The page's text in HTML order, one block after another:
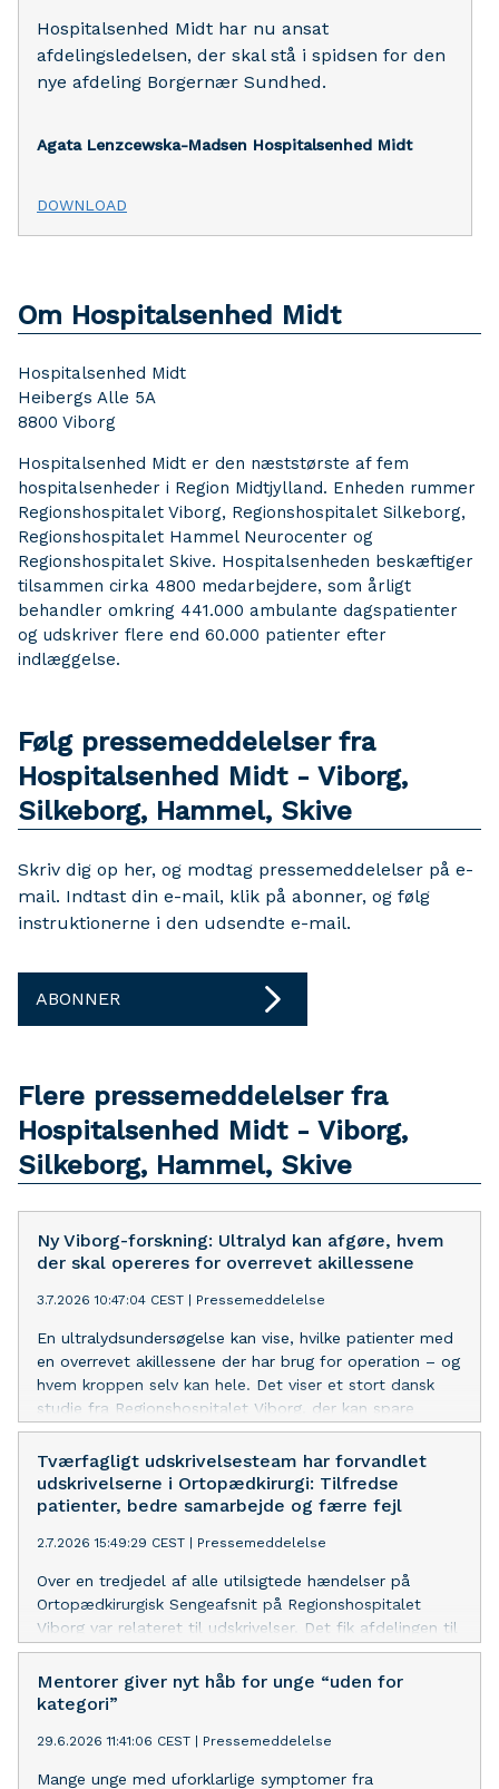
Hospitalsenhed Midt har nu ansat
afdelingsledelsen, der skal stå i spidsen for den
nye afdeling Borgernær Sundhed.
Agata Lenzcewska-Madsen Hospitalsenhed Midt
DOWNLOAD
Om Hospitalsenhed Midt
Hospitalsenhed Midt
Heibergs Alle 5A
8800 Viborg
Hospitalsenhed Midt er den næststørste af fem
hospitalsenheder i Region Midtjylland. Enheden rummer
Regionshospitalet Viborg, Regionshospitalet Silkeborg,
Regionshospitalet Hammel Neurocenter og
Regionshospitalet Skive. Hospitalsenheden beskæftiger
tilsammen cirka 4800 medarbejdere, som årligt
behandler omkring 441.000 ambulante dagspatienter
og udskriver flere end 60.000 patienter efter
indlæggelse.
Følg pressemeddelelser fra
Hospitalsenhed Midt - Viborg,
Silkeborg, Hammel, Skive
Skriv dig op her, og modtag pressemeddelelser på e-
mail. Indtast din e-mail, klik på abonner, og følg
instruktionerne i den udsendte e-mail.
ABONNER
Flere pressemeddelelser fra
Hospitalsenhed Midt - Viborg,
Silkeborg, Hammel, Skive
Ny Viborg-forskning: Ultralyd kan afgøre, hvem
der skal opereres for overrevet akillessene
3.7.2026 10:47:04 CEST | Pressemeddelelse
En ultralydsundersøgelse kan vise, hvilke patienter med
en overrevet akillessene der har brug for operation – og
hvem kroppen selv kan hele. Det viser et stort dansk
studie fra Regionshospitalet Viborg, der kan spare
patienter for unødvendige operationer og har vakt
international opsigt.
Tværfagligt udskrivelsesteam har forvandlet
udskrivelserne i Ortopædkirurgi: Tilfredse
patienter, bedre samarbejde og færre fejl
2.7.2026 15:49:29 CEST | Pressemeddelelse
Over en tredjedel af alle utilsigtede hændelser på
Ortopædkirurgisk Sengeafsnit på Regionshospitalet
Viborg var relateret til udskrivelser. Det fik afdelingen til
at tænke helt nyt – og etablere et dedikeret tværfagligt
udskrivelsesteam. Nu oplever patienter, pårørende og
kommuner en markant forskel.
Mentorer giver nyt håb for unge “uden for
kategori”
29.6.2026 11:41:06 CEST | Pressemeddelelse
Mange unge med uforklarlige symptomer fra